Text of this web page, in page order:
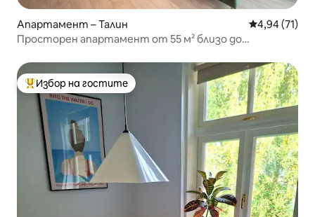
Апартамент – Талин Средна
4,94 (71)
Просторен апартамент от 55 м² близо до
Най-популярен избор на гостите
Избор на гостите